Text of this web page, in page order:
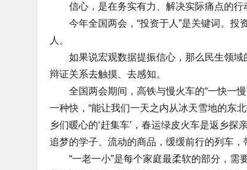
信心，是在务实有力、解决实际痛点的行
今年全国两会，“投资于人”是关键词。投
人。
如果说宏观数据提振信心，那么民生领域
辩证关系去触摸、去感知。
全国两会期间，高铁与慢火车的“一快一慢”
一种快，“能让我们一天之内从冰天雪地的东
乡们暖心的‘赶集车’，春运绿皮火车是返乡探
追梦的学子、流动的商品，缓缓前行的列车
“一老一小”是每个家庭最柔软的部分，需